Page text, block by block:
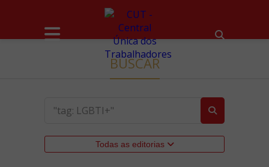
BUSCAR
Todas as editorias